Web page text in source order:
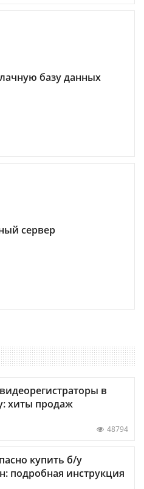
базу данных
сервер
в
хиты продаж
48794
купить б/у
подробная инструкция